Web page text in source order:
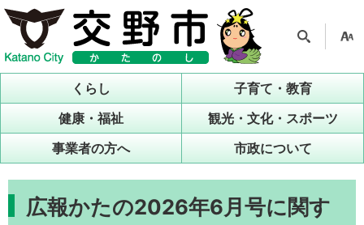
ル
くらし
子育て・教育
健康・福祉
観光・文化・スポーツ
事業者の方へ
市政について
広報かたの2026年6月号に関す